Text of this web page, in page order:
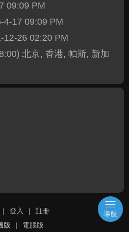
09:09 PM
4-17 09:09 PM
12-26 02:20 PM
北京, 香港, 帕斯, 新加
| 登入 |
註冊
版
| 電腦版
導航